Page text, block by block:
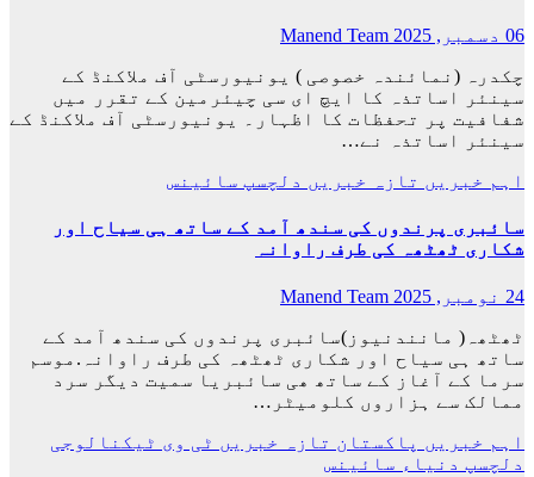
06 دسمبر, 2025
Manend Team
چکدرہ (نمائندہ خصوصی ) یونیورسٹی آف ملاکنڈ کے
سینئر اساتذہ کا ایچ ای سی چیئرمین کے تقرر میں
شفافیت پر تحفظات کا اظہار۔ یونیورسٹی آف ملاکنڈ کے
سینئر اساتذہ نے…
اہم خبریں تازہ خبریں دلچسپ سائینس
سائبری پرندوں کی سندھ آمد کے ساتھ ہی سیاح اور
شکاری ٹھٹھہ کی طرف راوانہ
24 نومبر, 2025
Manend Team
ٹھٹھہ( مانندنیوز)سائبری پرندوں کی سندھ آمد کے
ساتھ ہی سیاح اور شکاری ٹھٹھہ کی طرف راوانہ.موسم
سرما کے آغاز کے ساتھ ھی سائبریا سمیت دیگر سرد
ممالک سے ہزاروں کلومیٹر…
اہم خبریں پاکستان تازہ خبریں ٹی وی ٹیکنالوجی
دلچسپ دنیاء سائینس